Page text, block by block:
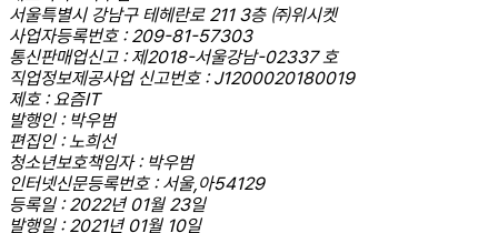
서울특별시 강남구 테헤란로 211 3층 ㈜위시켓
사업자등록번호 : 209-81-57303
통신판매업신고 : 제2018-서울강남-02337 호
직업정보제공사업 신고번호 : J1200020180019
제호 : 요즘IT
발행인 : 박우범
편집인 : 노희선
청소년보호책임자 : 박우범
인터넷신문등록번호 : 서울,아54129
등록일 : 2022년 01월 23일
발행일 : 2021년 01월 10일